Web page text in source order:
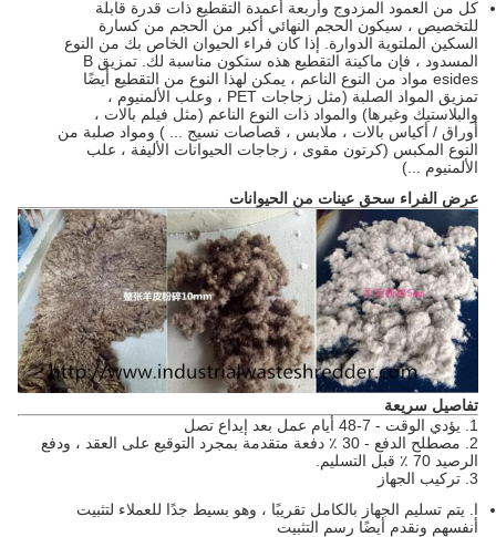
كل من العمود المزدوج وأربعة أعمدة التقطيع ذات قدرة قابلة
للتخصيص ، سيكون الحجم النهائي أكبر من الحجم من كسارة
السكين الملتوية الدوارة.
إذا كان فراء الحيوان الخاص بك من النوع
المسدود ، فإن ماكينة التقطيع هذه ستكون مناسبة لك. تمزيق
esides مواد من النوع الناعم ، يمكن لهذا النوع من التقطيع أيضًا
تمزيق المواد الصلبة (مثل زجاجات PET ، وعلب الألمنيوم ،
والبلاستيك وغيرها) والمواد ذات النوع الناعم (مثل فيلم بالات ،
أوراق / أكياس بالات ، ملابس ، قصاصات نسيج ... ) ومواد صلبة من
النوع المكبس (كرتون مقوى ، زجاجات الحيوانات الأليفة ، علب
الألمنيوم ...)
عرض الفراء سحق عينات من الحيوانات
تفاصيل سريعة
1. يؤدي الوقت - 7-48 أيام عمل بعد إيداع تصل
2. مصطلح الدفع - 30 ٪ دفعة متقدمة بمجرد التوقيع على العقد ، ودفع
الرصيد 70 ٪ قبل التسليم.
3. تركيب الجهاز
ا.
يتم تسليم الجهاز بالكامل تقريبًا ، وهو بسيط جدًا للعملاء لتثبيت
أنفسهم ونقدم أيضًا رسم التثبيت